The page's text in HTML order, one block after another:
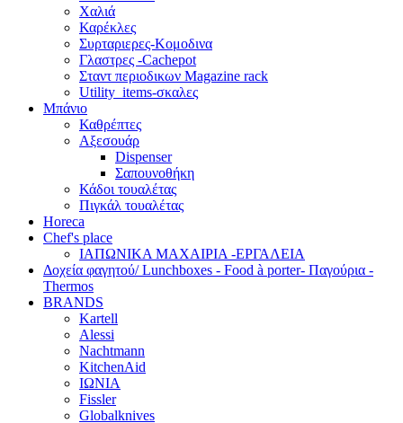
Χαλιά
Καρέκλες
Συρταριερες-Κομοδινα
Γλαστρες -Cachepot
Σταντ περιοδικων Magazine rack
Utility_items-σκαλες
Μπάνιο
Καθρέπτες
Αξεσουάρ
Dispenser
Σαπουνοθήκη
Κάδοι τουαλέτας
Πιγκάλ τουαλέτας
Horeca
Chef's place
ΙΑΠΩΝΙΚΑ ΜΑΧΑΙΡΙΑ -ΕΡΓΑΛΕΙΑ
Δoχεία φαγητού/ Lunchboxes - Food à porter- Παγούρια -
Thermos
BRANDS
Kartell
Alessi
Nachtmann
KitchenAid
ΙΩΝΙΑ
Fissler
Globalknives